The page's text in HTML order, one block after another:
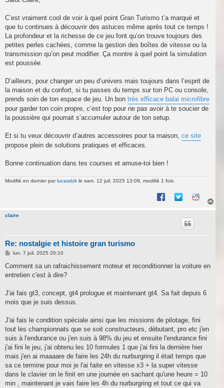
g
C’est vraiment cool de voir à quel point Gran Turismo t’a marqué et
que tu continues à découvrir des astuces même après tout ce temps !
La profondeur et la richesse de ce jeu font qu’on trouve toujours des
petites perles cachées, comme la gestion des boîtes de vitesse ou la
transmission qu’on peut modifier. Ça montre à quel point la simulation
est poussée.
D’ailleurs, pour changer un peu d’univers mais toujours dans l’esprit de
la maison et du confort, si tu passes du temps sur ton PC ou console,
prends soin de ton espace de jeu. Un bon très efficace balai microfibre
pour garder ton coin propre, c’est top pour ne pas avoir à te soucier de
la poussière qui pourrait s’accumuler autour de ton setup.
Et si tu veux découvrir d’autres accessoires pour ta maison, ce site
propose plein de solutions pratiques et efficaces.
Bonne continuation dans tes courses et amuse-toi bien !
Modifié en dernier parlucasdzk le sam. 12 juil. 2025 13:09, modifié 1 fois.
claire
Re: nostalgie et histoire gran turismo
M
s
a
lun. 7 juil. 2025 20:10
Comment sa un rafraichissement moteur et reconditionner la voiture en
entretien c'est à dire?
J'ai fais gt3, concept, gt4 prologue et maintenant gt4. Sa fait depuis 6
mois que je suis dessus.
J'ai fais le condition spéciale ainsi que les missions de pilotage, fini
tout les championnats que se soit constructeurs, débutant, pro etc j'en
suis à l'endurance ou j'en suis à 98% du jeu et ensuite l'endurance fini
j'ai fini le jeu, j'ai obtenu les 10 formules 1 que j'ai fini la dernière hier
mais j'en ai maaaare de faire les 24h du nurburgring il était temps que
sa ce termine pour moi je l'ai faite en vitesse x3 + la super vitesse
dans le clavier on le finit en une journée en sachant qu'une heure = 10
min , maintenant je vais faire les 4h du nurburgring et tout ce qui va